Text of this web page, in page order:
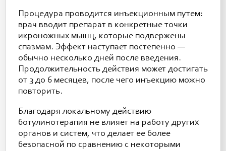
Процедура проводится инъекционным путем:
врач вводит препарат в конкретные точки
икроножных мышц, которые подвержены
спазмам. Эффект наступает постепенно —
обычно несколько дней после введения.
Продолжительность действия может достигать
от 3 до 6 месяцев, после чего инъекцию можно
повторить.
Благодаря локальному действию
ботулинотерапия не влияет на работу других
органов и систем, что делает ее более
безопасной по сравнению с некоторыми